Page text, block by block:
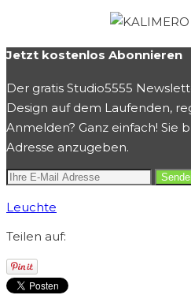
Jetzt kostenlos Abonnieren
Der gratis Studio5555
Design auf dem Laufenden,
Anmelden? Ganz einfach! Sie
Adresse anzugeben.
Leuchte
Teilen auf: